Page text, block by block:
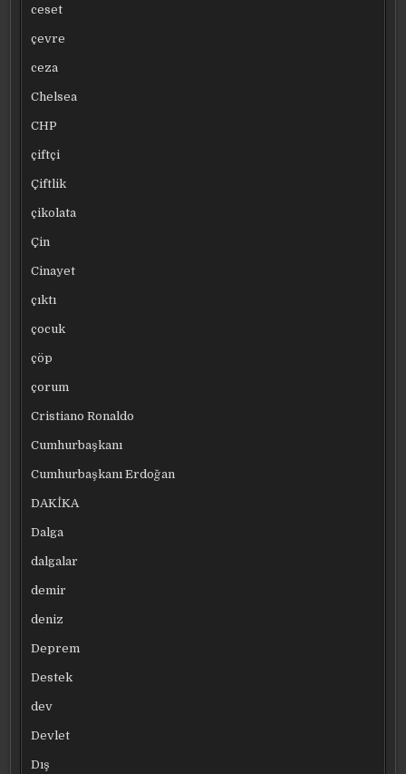
ceset
çevre
ceza
Chelsea
CHP
çiftçi
Çiftlik
çikolata
Çin
Cinayet
çıktı
çocuk
çöp
çorum
Cristiano Ronaldo
Cumhurbaşkanı
Cumhurbaşkanı Erdoğan
DAKİKA
Dalga
dalgalar
demir
deniz
Deprem
Destek
dev
Devlet
Dış